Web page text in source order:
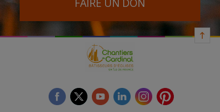
FAIRE UN DON
facebooktwitter youtube linkedin instagram